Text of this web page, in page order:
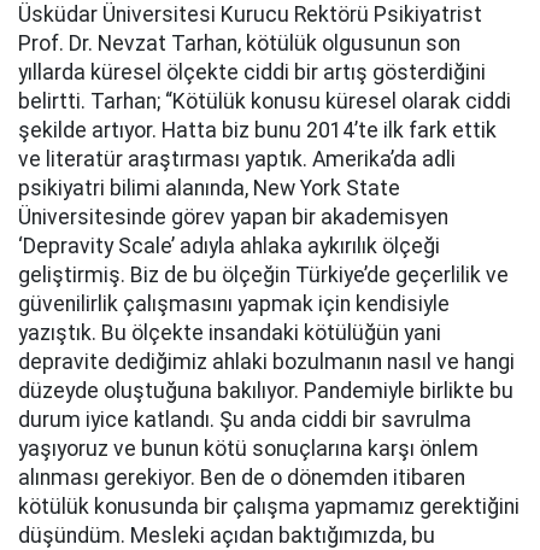
Üsküdar Üniversitesi Kurucu Rektörü Psikiyatrist
Prof. Dr. Nevzat Tarhan, kötülük olgusunun son
yıllarda küresel ölçekte ciddi bir artış gösterdiğini
belirtti. Tarhan; “Kötülük konusu küresel olarak ciddi
şekilde artıyor. Hatta biz bunu 2014’te ilk fark ettik
ve literatür araştırması yaptık. Amerika’da adli
psikiyatri bilimi alanında, New York State
Üniversitesinde görev yapan bir akademisyen
‘Depravity Scale’ adıyla ahlaka aykırılık ölçeği
geliştirmiş. Biz de bu ölçeğin Türkiye’de geçerlilik ve
güvenilirlik çalışmasını yapmak için kendisiyle
yazıştık. Bu ölçekte insandaki kötülüğün yani
depravite dediğimiz ahlaki bozulmanın nasıl ve hangi
düzeyde oluştuğuna bakılıyor. Pandemiyle birlikte bu
durum iyice katlandı. Şu anda ciddi bir savrulma
yaşıyoruz ve bunun kötü sonuçlarına karşı önlem
alınması gerekiyor. Ben de o dönemden itibaren
kötülük konusunda bir çalışma yapmamız gerektiğini
düşündüm. Mesleki açıdan baktığımızda, bu